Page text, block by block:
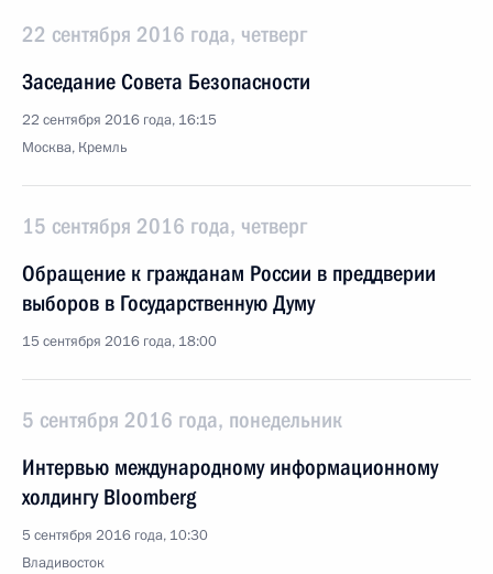
22 сентября 2016 года, четверг
Заседание Совета Безопасности
22 сентября 2016 года, 16:15
Москва, Кремль
15 сентября 2016 года, четверг
Обращение к гражданам России в преддверии
выборов в Государственную Думу
15 сентября 2016 года, 18:00
5 сентября 2016 года, понедельник
Интервью международному информационному
холдингу Bloomberg
5 сентября 2016 года, 10:30
Владивосток